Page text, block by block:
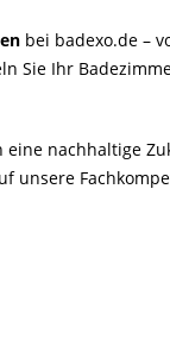
bei badexo.de –
Sie Ihr
eine nachhaltige
unsere